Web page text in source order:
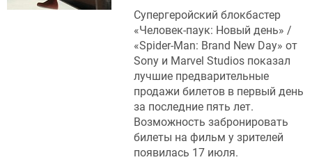
Супергеройский блокбастер
«Человек-паук: Новый день» /
«Spider-Man: Brand New Day» от
Sony и Marvel Studios показал
лучшие предварительные
продажи билетов в первый день
за последние пять лет.
Возможность забронировать
билеты на фильм у зрителей
появилась 17 июля.